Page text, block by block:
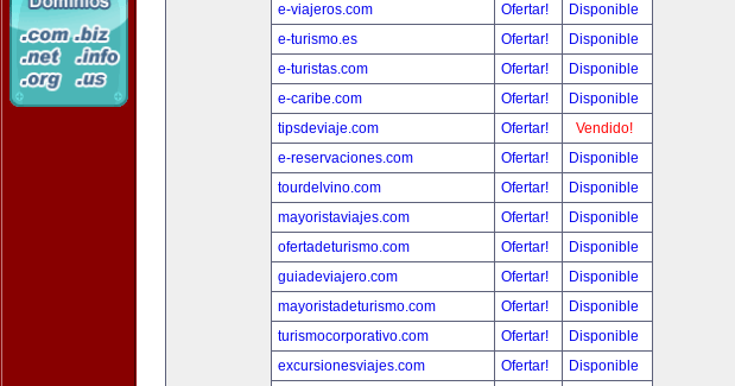
e-viajeros.com
Ofertar!
Disponible
e-turismo.es
Ofertar!
Disponible
e-turistas.com
Ofertar!
Disponible
e-caribe.com
Ofertar!
Disponible
tipsdeviaje.com
Ofertar!
Vendido!
e-reservaciones.com
Ofertar!
Disponible
tourdelvino.com
Ofertar!
Disponible
mayoristaviajes.com
Ofertar!
Disponible
ofertadeturismo.com
Ofertar!
Disponible
guiadeviajero.com
Ofertar!
Disponible
mayoristadeturismo.com
Ofertar!
Disponible
turismocorporativo.com
Ofertar!
Disponible
excursionesviajes.com
Ofertar!
Disponible